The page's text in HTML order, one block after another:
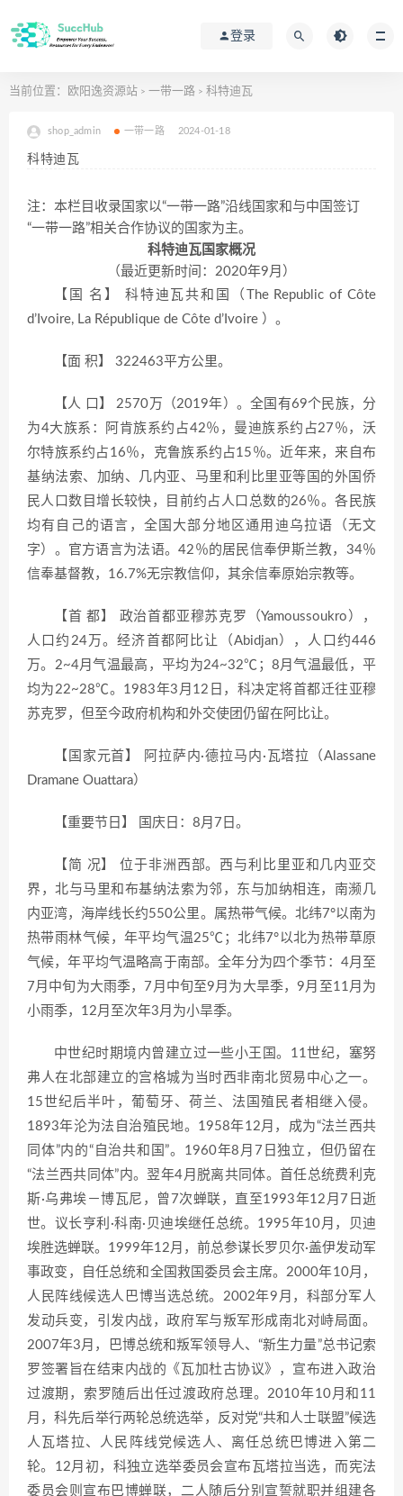
登录
当前位置： 欧阳逸资源站 > 一带一路 > 科特迪瓦
shop_admin 一带一路 2024-01-18
科特迪瓦
注：本栏目收录国家以“一带一路”沿线国家和与中国签订
“一带一路”相关合作协议的国家为主。
科特迪瓦国家概况
（最近更新时间：2020年9月）
【国 名】 科特迪瓦共和国（The Republic of Côte
d’Ivoire, La République de Côte d’Ivoire ）。
【面 积】 322463平方公里。
【人 口】 2570万（2019年）。全国有69个民族，分
为4大族系：阿肯族系约占42％，曼迪族系约占27％，沃
尔特族系约占16％，克鲁族系约占15％。近年来，来自布
基纳法索、加纳、几内亚、马里和利比里亚等国的外国侨
民人口数目增长较快，目前约占人口总数的26％。各民族
均有自己的语言，全国大部分地区通用迪乌拉语（无文
字）。官方语言为法语。42％的居民信奉伊斯兰教，34％
信奉基督教，16.7%无宗教信仰，其余信奉原始宗教等。
【首 都】 政治首都亚穆苏克罗（Yamoussoukro），
人口约24万。经济首都阿比让（Abidjan），人口约446
万。2~4月气温最高，平均为24~32℃；8月气温最低，平
均为22~28℃。1983年3月12日，科决定将首都迁往亚穆
苏克罗，但至今政府机构和外交使团仍留在阿比让。
【国家元首】 阿拉萨内·德拉马内·瓦塔拉（Alassane
Dramane Ouattara）
【重要节日】 国庆日：8月7日。
【简 况】 位于非洲西部。西与利比里亚和几内亚交
界，北与马里和布基纳法索为邻，东与加纳相连，南濒几
内亚湾，海岸线长约550公里。属热带气候。北纬7°以南为
热带雨林气候，年平均气温25℃；北纬7°以北为热带草原
气候，年平均气温略高于南部。全年分为四个季节：4月至
7月中旬为大雨季，7月中旬至9月为大旱季，9月至11月为
小雨季，12月至次年3月为小旱季。
中世纪时期境内曾建立过一些小王国。11世纪，塞努
弗人在北部建立的宫格城为当时西非南北贸易中心之一。
15世纪后半叶，葡萄牙、荷兰、法国殖民者相继入侵。
1893年沦为法自治殖民地。1958年12月，成为“法兰西共
同体”内的“自治共和国”。1960年8月7日独立，但仍留在
“法兰西共同体”内。翌年4月脱离共同体。首任总统费利克
斯·乌弗埃－博瓦尼，曾7次蝉联，直至1993年12月7日逝
世。议长亨利·科南·贝迪埃继任总统。1995年10月，贝迪
埃胜选蝉联。1999年12月，前总参谋长罗贝尔·盖伊发动军
事政变，自任总统和全国救国委员会主席。2000年10月，
人民阵线候选人巴博当选总统。2002年9月，科部分军人
发动兵变，引发内战，政府军与叛军形成南北对峙局面。
2007年3月，巴博总统和叛军领导人、“新生力量”总书记索
罗签署旨在结束内战的《瓦加杜古协议》，宣布进入政治
过渡期，索罗随后出任过渡政府总理。2010年10月和11
月，科先后举行两轮总统选举，反对党“共和人士联盟”候选
人瓦塔拉、人民阵线党候选人、离任总统巴博进入第二
轮。12月初，科独立选举委员会宣布瓦塔拉当选，而宪法
委员会则宣布巴博蝉联，二人随后分别宣誓就职并组建各